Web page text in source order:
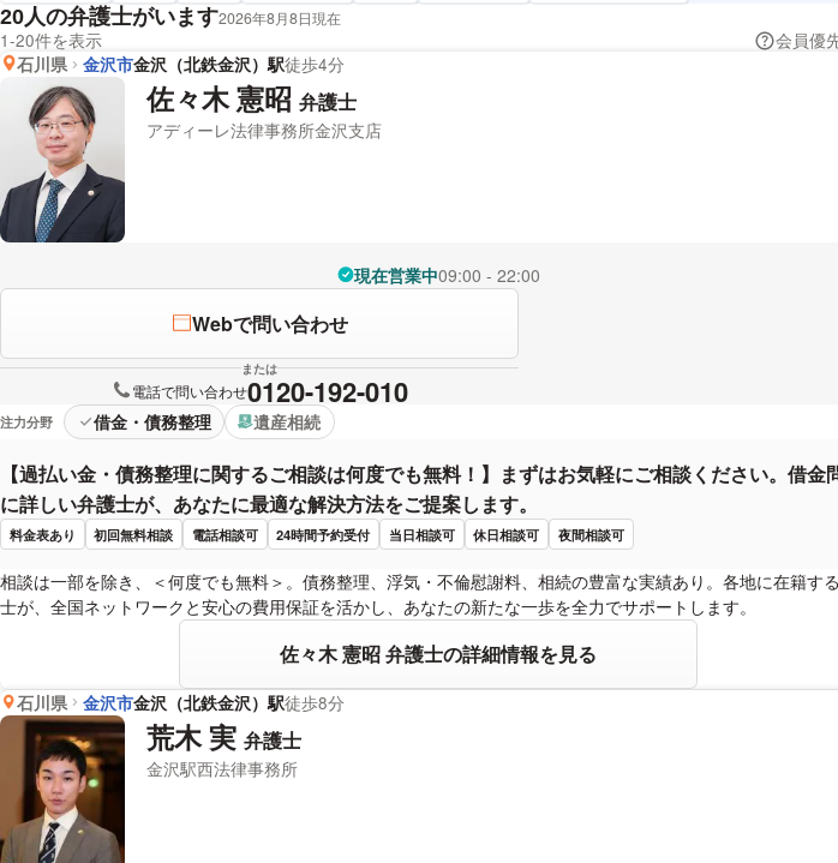
20人の弁護士がいます2026年8月8日現在
1-20件を表示
会員優
石川県
金沢市金沢（北鉄金沢）駅徒歩4分
佐々木 憲昭 弁護士
アディーレ法律事務所金沢支店
現在営業中09:00 - 22:00
Webで問い合わせ
または
電話で問い合わせ0120-192-010
注力分野 借金・債務整理 遺産相続
【過払い金・債務整理に関するご相談は何度でも無料！】まずはお気軽にご相談ください。借金
に詳しい弁護士が、あなたに最適な解決方法をご提案します。
料金表あり 初回無料相談 電話相談可 24時間予約受付 当日相談可 休日相談可 夜間相談可
相談は一部を除き、＜何度でも無料＞。債務整理、浮気・不倫慰謝料、相続の豊富な実績あり。各地に在籍す
士が、全国ネットワークと安心の費用保証を活かし、あなたの新たな一歩を全力でサポートします。
佐々木 憲昭 弁護士の詳細情報を見る
石川県 金沢市金沢（北鉄金沢）駅徒歩8分
荒木 実 弁護士
金沢駅西法律事務所